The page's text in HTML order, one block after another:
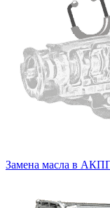
Замена масла в